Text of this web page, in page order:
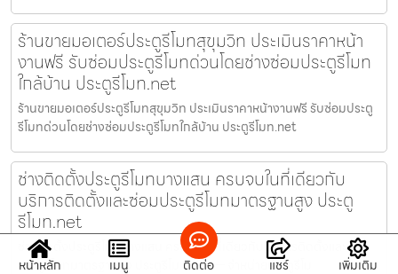
ร้านขายมอเตอร์ประตูรีโมทสุขุมวิท ประเมินราคาหน้า
งานฟรี รับซ่อมประตูรีโมทด่วนโดยช่างซ่อมประตูรีโมท
ใกล้บ้าน ประตูรีโมท.net
ร้านขายมอเตอร์ประตูรีโมทสุขุมวิท ประเมินราคาหน้างานฟรี รับซ่อมประตู
รีโมทด่วนโดยช่างซ่อมประตูรีโมทใกล้บ้าน ประตูรีโมท.net
ช่างติดตั้งประตูรีโมทบางแสน ครบจบในที่เดียวกับ
บริการติดตั้งและซ่อมประตูรีโมทมาตรฐานสูง ประตู
รีโมท.net
ช่างติดตั้งประตูรีโมทบางแสน ครบจบในที่เดียวกับบริการติดตั้งและซ่อม
ประตูรีโมทมาตรฐานสูง ประตูรีโมท.net — จำหน่ายประตูรีโม
หน้าหลัก เมนู ติดต่อ แชร์ เพิ่มเติม